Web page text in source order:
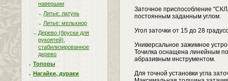
навершии
Литье: латунь
Литье: мельхиор
Дерево (бруски для
рукоятей),
стабилизированное
дерево
Топоры
Нагайки, дураки
Заточное приспособление
постоянным заданным углом.
Угол заточки от 15 до 28
Универсальное зажимное
Точилка оснащена линейным
абразивным инструментом.
Для точной установки угла